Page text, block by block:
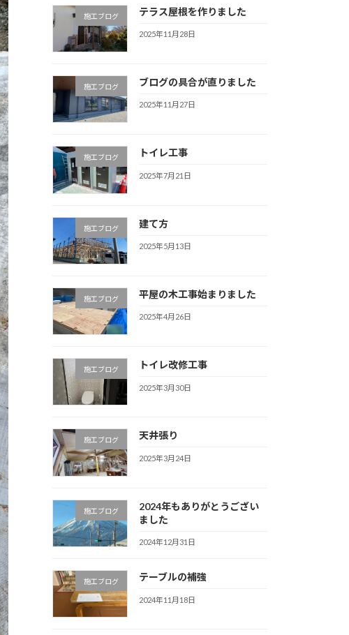
施工ブログ テラス屋根を作りました
2025年11月28日
施工ブログ ブログの具合が直りました
2025年11月27日
施工ブログ トイレ工事
2025年7月21日
施工ブログ 建て方
2025年5月13日
施工ブログ 平屋の木工事始まりました
2025年4月26日
施工ブログ トイレ改修工事
2025年3月30日
施工ブログ 天井張り
2025年3月24日
施工ブログ
2024年もありがとうござい
ました
2024年12月31日
施工ブログ テーブルの補強
2024年11月18日